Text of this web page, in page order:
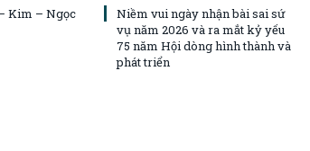
Kim – Ngọc
Niềm vui ngày nhận bài sai sứ
vụ năm 2026 và ra mắt kỷ yếu
75 năm Hội dòng hình thành và
phát triển